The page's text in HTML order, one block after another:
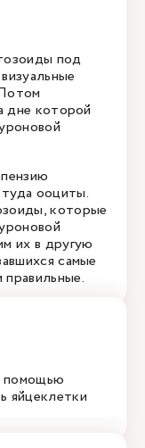
под
дне которой
ооциты.
которые
их в другую
самые
помощью
яйцеклетки